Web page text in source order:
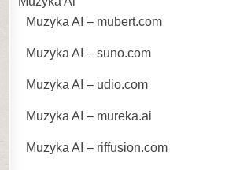
Muzyka AI – mubert.com
Muzyka AI – suno.com
Muzyka AI – udio.com
Muzyka AI – mureka.ai
Muzyka AI – riffusion.com